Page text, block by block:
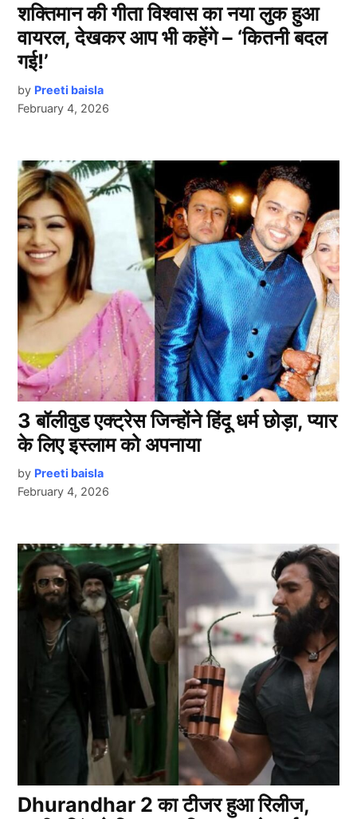
शक्तिमान की गीता विश्वास का नया लुक हुआ
वायरल, देखकर आप भी कहेंगे – ‘कितनी बदल
गई!’
by Preeti baisla
February 4, 2026
3 बॉलीवुड एक्ट्रेस जिन्होंने हिंदू धर्म छोड़ा, प्यार
के लिए इस्लाम को अपनाया
by Preeti baisla
February 4, 2026
Dhurandhar 2 का टीजर हुआ रिलीज,